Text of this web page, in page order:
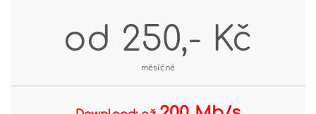
od 250,- Kč
měsíčně